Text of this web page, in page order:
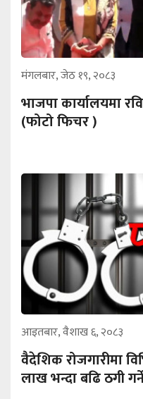
मंगलबार, जेठ १९, २०८३
भाजपा कार्यालयमा
(फोटो फिचर )
आइतबार, वैशाख ६, २०८३
वैदेशिक रोजगारीमा
लाख भन्दा बढि ठगी